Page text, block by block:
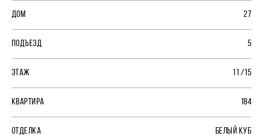
ДОМ 27
ПОДЪЕЗД 5
ЭТАЖ 11 /15
КВАРТИРА 184
ОТДЕЛКА БЕЛЫЙ КУБ